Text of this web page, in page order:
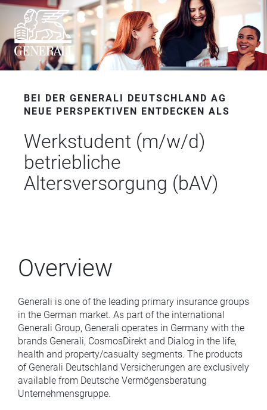
BEI DER GENERALI DEUTSCHLAND AG
NEUE PERSPEKTIVEN ENTDECKEN ALS
Werkstudent (m/w/d)
betriebliche
Altersversorgung (bAV)
Overview
Generali is one of the leading primary insurance groups
in the German market. As part of the international
Generali Group, Generali operates in Germany with the
brands Generali, CosmosDirekt and Dialog in the life,
health and property/casualty segments. The products
of Generali Deutschland Versicherungen are exclusively
available from Deutsche Vermögensberatung
Unternehmensgruppe.